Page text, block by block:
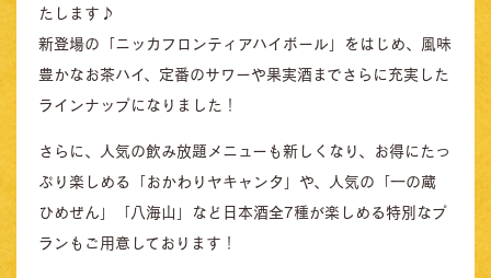
たします♪
新登場の「ニッカフロンティアハイボール」をはじめ、風味
豊かなお茶ハイ、定番のサワーや果実酒までさらに充実した
ラインナップになりました！
さらに、人気の飲み放題メニューも新しくなり、お得にたっ
ぷり楽しめる「おかわりヤキャンタ」や、人気の「一の蔵
ひめぜん」「八海山」など日本酒全7種が楽しめる特別なプ
ランもご用意しております！